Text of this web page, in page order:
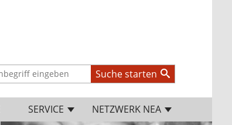
Suche starten
SERVICE NETZWERK NEA